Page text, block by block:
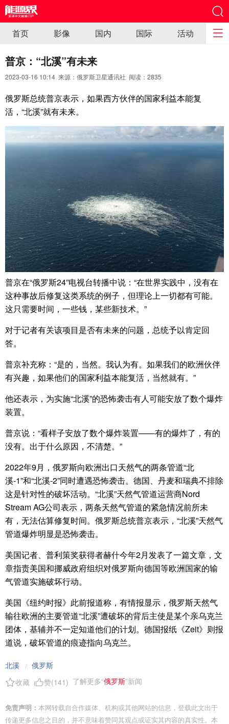
首页 影像 国内 国际 活动
普京：“北溪”有未来
2023-03-16 10:14 来源：俄罗斯卫星通讯社 阅读： 2835
俄罗斯总统普京表示，如果西方伙伴的国家利益本能复
活，“北溪”就有未来。
普京在“俄罗斯24”电视台转播中说：“在世界实践中，没有在
这种事故后修复这类系统的例子，但理论上一切都有可能。
这只需要时间，一些钱，某些新技术。”
对于记者有关该项目是否有未来的问题，总统予以肯定回
答。
普京补充称：“是的，当然。我认为有。如果我们的欧洲伙伴
有兴趣，如果他们的国家利益本能复活，当然就有。”
他还表示，为实施“北溪”的恐怖袭击有人可能安放了数个爆炸
装置。
普京说：“看样子安放了数个爆炸装置——有的爆炸了，有的
没有。出于什么原因，不清楚。”
2022年9月，俄罗斯向欧洲出口天然气的两条管道“北
溪-1”和“北溪-2”同时遭遇恐怖袭击。德国、丹麦和瑞典不排除
这是针对性的破坏活动。“北溪”天然气管道运营商Nord
Stream AG公司表示，两条天然气管道的紧急情况前所未
有，无法估算修复时间。俄罗斯总统普京表示，“北溪”天然气
管道爆炸明显是恐怖袭击。
美国记者、普利策奖获得者赫什今年2月发表了一篇文章，文
章指责美国和挪威政府组织对俄罗斯向德国等欧洲国家的输
气管道实施破坏行动。
美国《纽约时报》此前报道称，有情报显示，俄罗斯天然气
输往欧洲的主要管道“北溪”遭破坏的背后主使是某个亲乌克兰
团体，基辅并不一定知道他们的计划。德国报纸《Zeit》则报
道说，破坏管道的痕迹指向乌克兰。
北溪 / 俄罗斯
收藏
赞(141 ) 了解更多“俄罗斯”新闻
免责声明： 本网转载自合作媒体、机构或其他网站的信息，登载此文出于
传递更多信息之目的，并不意味着赞同其观点或证实其内容的真实性。本